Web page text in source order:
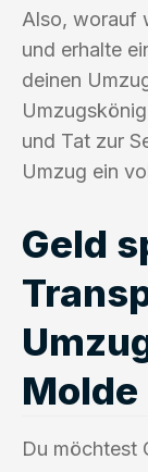
Also, worauf
und erhalte
deinen
und Tat zur
Umzug ein
Geld
Molde
Du möchtest